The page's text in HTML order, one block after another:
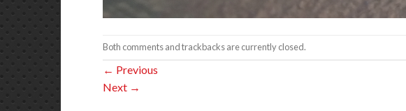
Both comments and trackbacks are currently closed.
← Previous
Next →